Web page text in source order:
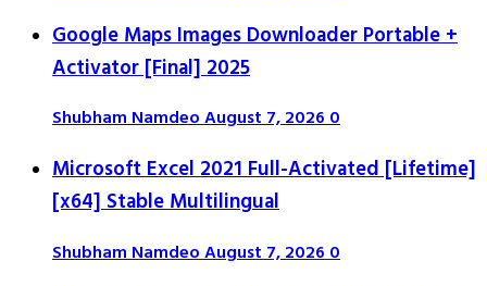
Google Maps Images Downloader Portable +
Activator [Final] 2025
Shubham NamdeoAugust 7, 20260
Microsoft Excel 2021 Full-Activated [Lifetime]
[x64] Stable Multilingual
Shubham NamdeoAugust 7, 20260